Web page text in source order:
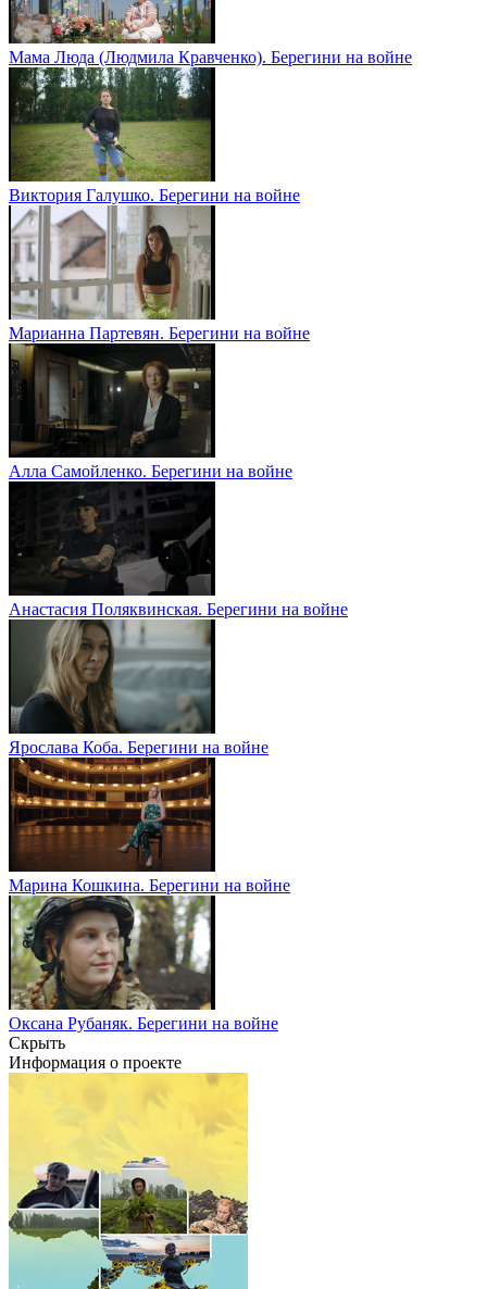
Мама Люда (Людмила Кравченко). Берегини на войне
Виктория Галушко. Берегини на войне
Марианна Партевян. Берегини на войне
Алла Самойленко. Берегини на войне
Анастасия Поляквинская. Берегини на войне
Ярослава Коба. Берегини на войне
Марина Кошкина. Берегини на войне
Оксана Рубаняк. Берегини на войне
Скрыть
Информация о проекте